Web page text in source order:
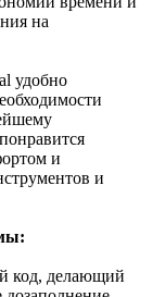
на
удобно
и
и
код, делающий